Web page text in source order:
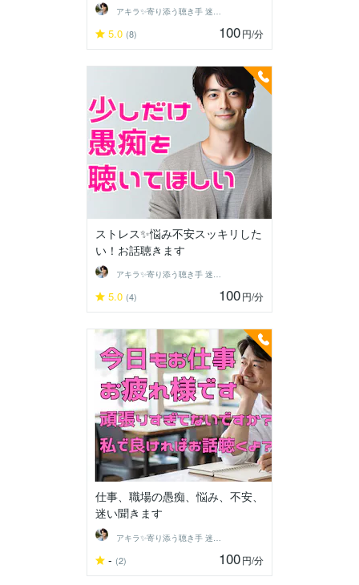
アキラ✨寄り添う聴き手 迷い不安の相談室
5.0 (8) 100円/分
ストレス✨悩み不安スッキリした
い！お話聴きます
アキラ✨寄り添う聴き手 迷い不安の相談室
5.0 (4) 100円/分
仕事、職場の愚痴、悩み、不安、
迷い聞きます
- (2) 100円/分